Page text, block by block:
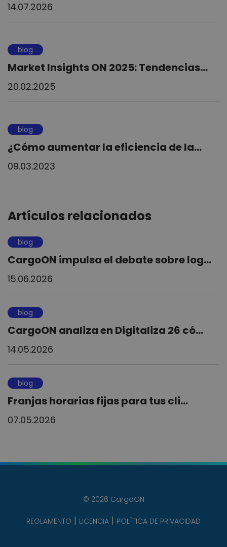
14.07.2026
blog
Market Insights ON 2025: Tendencias...
20.02.2025
blog
¿Cómo aumentar la eficiencia de la...
09.03.2023
Artículos relacionados
blog
CargoON impulsa el debate sobre log...
15.06.2026
blog
CargoON analiza en Digitaliza 26 có...
14.05.2026
blog
Franjas horarias fijas para tus cli...
07.05.2026
© 2026 CargoON
REGLAMENTO LICENCIA POLÍTICA DE PRIVACIDAD